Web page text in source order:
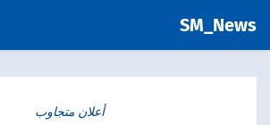
SM_News
أعلان متجاوب